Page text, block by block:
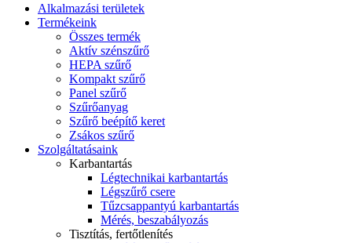
Alkalmazási területek
Termékeink
Összes termék
Aktív szénszűrő
HEPA szűrő
Kompakt szűrő
Panel szűrő
Szűrőanyag
Szűrő beépítő keret
Zsákos szűrő
Szolgáltatásaink
Karbantartás
Légtechnikai karbantartás
Légszűrő csere
Tűzcsappantyú karbantartás
Mérés, beszabályozás
Tisztítás, fertőtlenítés